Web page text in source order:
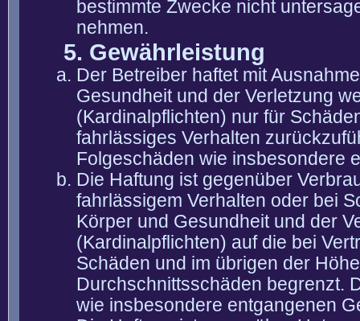
bestimmte Zwecke nicht
nehmen.
5. Gewährleistung
Der Betreiber haftet mit
Gesundheit und der Verletzung
(Kardinalpflichten) nur für
fahrlässiges Verhalten
Folgeschäden wie insbesondere
Die Haftung ist gegenüber
fahrlässigem Verhalten oder bei
Körper und Gesundheit und der
(Kardinalpflichten) auf die bei
Schäden und im übrigen der
Durchschnittsschäden begrenzt.
wie insbesondere entgangenen